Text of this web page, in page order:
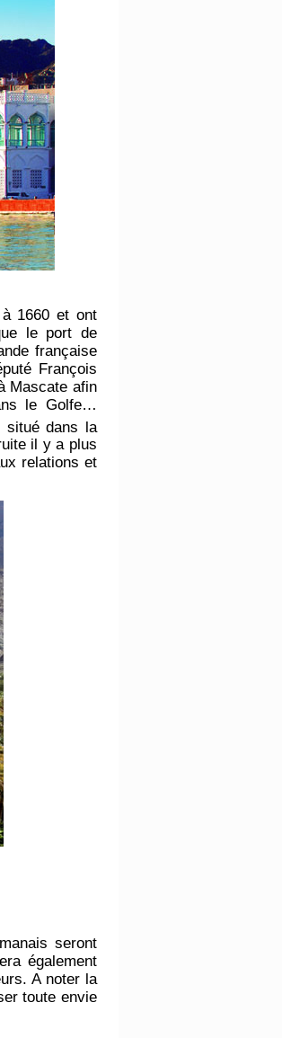
1660 et ont
le port de
française
François
Mascate afin
le Golfe…
situé dans la
il y a plus
relations et
seront
également
A noter la
toute envie